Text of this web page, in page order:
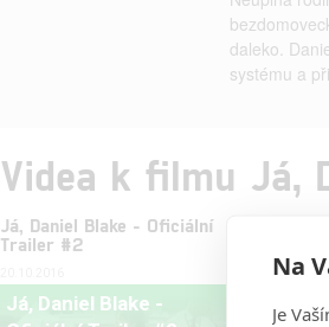
daleko.
systému a
Videa k filmu Já,
Já, Daniel Blake - Oficiální
Trailer #2
Já, Daniel Blake -
Já,
Na
Je